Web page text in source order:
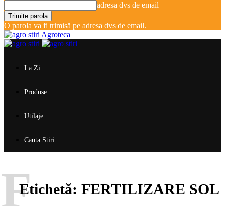
adresa dvs de email
O parola va fi trimisă pe adresa dvs de email.
Agroteca
La Zi
Produse
Utilaje
Cauta Stiri
Etichetă: FERTILIZARE SOL
F